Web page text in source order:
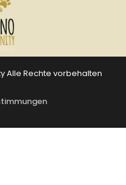
Alle Rechte vorbehalten